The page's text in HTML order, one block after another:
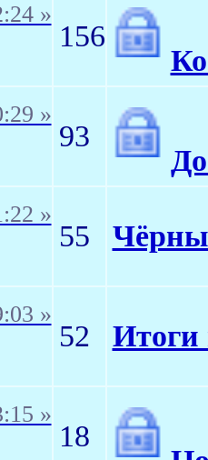
»
156
»
93
»
55
»
52 Итоги
»
18